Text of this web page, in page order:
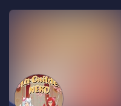
content, you're in the right
releases and uploads. 📢
Announcements & Events –